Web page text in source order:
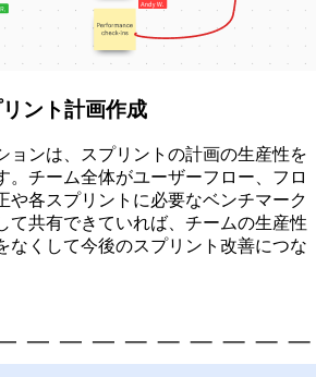
ント計画作成
ョンは、スプリントの計画の生産性を
。チーム全体がユーザーフロー、フロ
や各スプリントに必要なベンチマーク
て共有できていれば、チームの生産性
なくして今後のスプリント改善につな